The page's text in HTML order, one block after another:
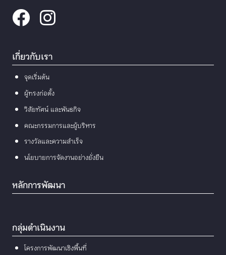
เกี่ยวกับเรา
จุดเริ่มต้น
ผู้ทรงก่อตั้ง
วิสัยทัศน์ และพันธกิจ
คณะกรรมการและผู้บริหาร
รางวัลและความสำเร็จ
นโยบายการจัดงานอย่างยั่งยืน
หลักการพัฒนา
กลุ่มดำเนินงาน
โครงการพัฒนาเชิงพื้นที่